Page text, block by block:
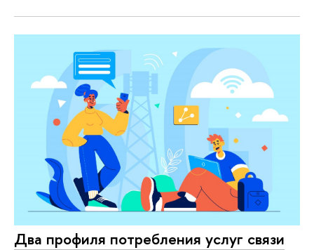
Два профиля потребления услуг связи